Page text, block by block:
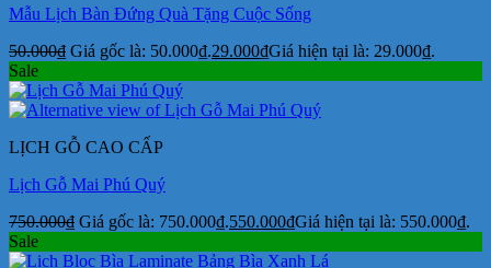
Mẫu Lịch Bàn Đứng Quà Tặng Cuộc Sống
50.000₫ Giá gốc là: 50.000₫.29.000₫Giá hiện tại là: 29.000₫.
Sale
LỊCH GỖ CAO CẤP
Lịch Gỗ Mai Phú Quý
750.000₫ Giá gốc là: 750.000₫.550.000₫Giá hiện tại là: 550.000₫.
Sale